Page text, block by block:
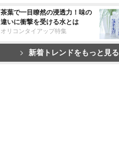
茶葉で一目瞭然の浸透力！味の
違いに衝撃を受ける水とは
オリコンタイアップ特集
新着トレンドをもっと見る